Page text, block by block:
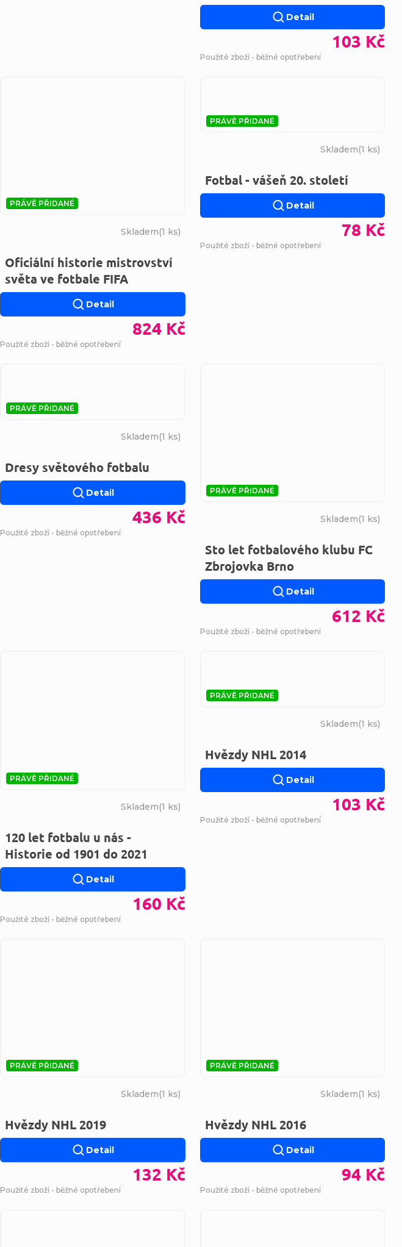
103 Kč
Detail
Použité zboží - běžné opotřebení
PRÁVĚ PŘIDANÉ
Oficiální historie mistrovství
světa ve fotbale FIFA
Skladem(1 ks)
824 Kč
Detail
Použité zboží - běžné opotřebení
PRÁVĚ PŘIDANÉ
Fotbal - vášeň 20. století
Skladem(1 ks)
78 Kč
Detail
Použité zboží - běžné opotřebení
PRÁVĚ PŘIDANÉ
Dresy světového fotbalu
Skladem(1 ks)
436 Kč
Detail
Použité zboží - běžné opotřebení
PRÁVĚ PŘIDANÉ
Sto let fotbalového klubu FC
Zbrojovka Brno
Skladem(1 ks)
612 Kč
Detail
Použité zboží - běžné opotřebení
PRÁVĚ PŘIDANÉ
120 let fotbalu u nás -
Historie od 1901 do 2021
Skladem(1 ks)
160 Kč
Detail
Použité zboží - běžné opotřebení
PRÁVĚ PŘIDANÉ
Hvězdy NHL 2014
Skladem(1 ks)
103 Kč
Detail
Použité zboží - běžné opotřebení
PRÁVĚ PŘIDANÉ
Hvězdy NHL 2019
Skladem(1 ks)
132 Kč
Detail
Použité zboží - běžné opotřebení
PRÁVĚ PŘIDANÉ
Hvězdy NHL 2016
Skladem(1 ks)
94 Kč
Detail
Použité zboží - běžné opotřebení